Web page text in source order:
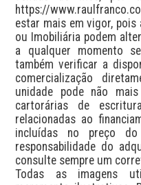
https://
estar mais em vigor,
ou Imobiliária podem
a qualquer momento
também verificar a
comercialização
unidade pode não
cartorárias de
relacionadas ao
incluídas no preço
responsabilidade do
consulte sempre um
Todas as imagens